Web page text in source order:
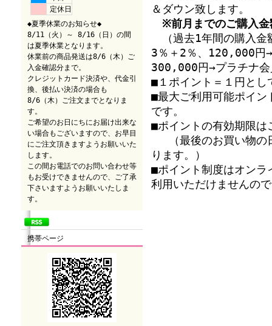
定休日
◆夏季休業のお知らせ◆
8/11（火）～ 8/16（日）の間
は夏季休業となります。
休業前の商品発送は8/6（木）ご
入金確認分まで。
クレジットカード決済や、代金引
換、後払い決済の場合も
8/6（木）ご注文までとなりま
す。
ご希望のお日にちにお届け出来な
い場合もございますので、お早目
にご注文頂きますようお願いいた
します。
この間お電話でのお問い合わせ等
もお受けできませんので、ご了承
下さいますようお願いいたしま
す。
携帯ページ
＆ダウン致します。
※前月までのご購入
（過去1年間の購入
3％＋2％、120,000円
300,000円→プラチナ会
■１ポイント＝１円とし
■最大ご利用可能ポイン
です。
■ポイントの有効期限は
（最後のお買い物の
ります。）
■ポイント制度はオン
利用いただけませんの